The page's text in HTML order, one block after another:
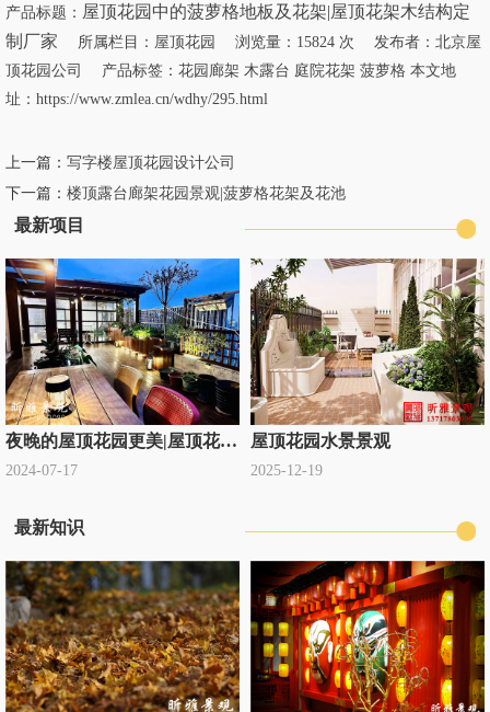
产品标题： 屋顶花园中的菠萝格地板及花架|屋顶花架木结构定
制厂家 所属栏目： 屋顶花园
浏览量：15824 次 发布者：北京屋
顶花园公司 产品标签： 花园廊架 木露台 庭院花架 菠萝格 本文地
址： https://www.zmlea.cn/wdhy/295.html
上一篇： 写字楼屋顶花园设计公司
下一篇： 楼顶露台廊架花园景观|菠萝格花架及花池
最新项目
夜晚的屋顶花园更美|屋顶花园设计公司定制
2024-07-17
屋顶花园水景景观
2025-12-19
最新知识